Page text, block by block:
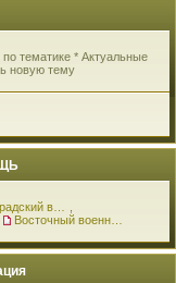
тематике * Актуальные
новую тему